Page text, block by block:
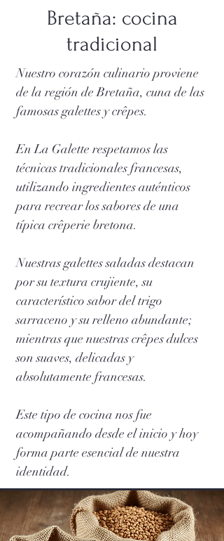
Bretaña: cocina
tradicional
Nuestro corazón culinario proviene
de la región de Bretaña, cuna de las
famosas galettes y crêpes.
En La Galette respetamos las
técnicas tradicionales francesas,
utilizando ingredientes auténticos
para recrear los sabores de una
típica crêperie bretona.
Nuestras galettes saladas destacan
por su textura crujiente, su
característico sabor del trigo
sarraceno y su relleno abundante;
mientras que nuestras crêpes dulces
son suaves, delicadas y
absolutamente francesas.
Este tipo de cocina nos fue
acompañando desde el inicio y hoy
forma parte esencial de nuestra
identidad.